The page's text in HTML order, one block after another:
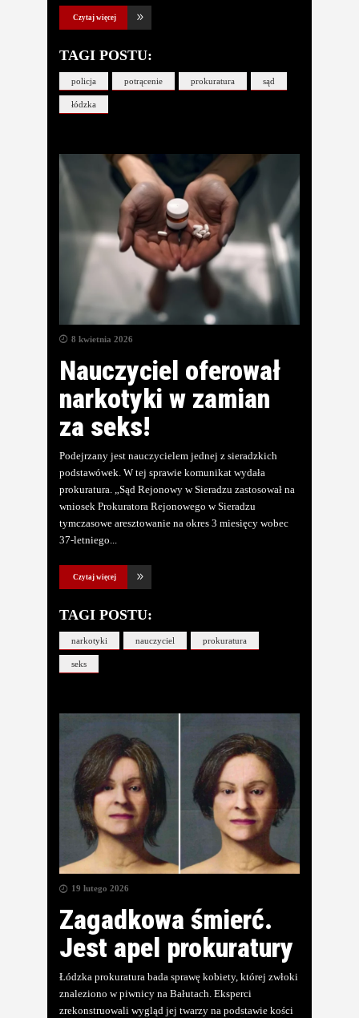
Czytaj więcej
TAGI POSTU:
policja potrącenie prokuratura sąd
łódzka
8 kwietnia 2026
Nauczyciel oferował
narkotyki w zamian
za seks!
Podejrzany jest nauczycielem jednej z sieradzkich
podstawówek. W tej sprawie komunikat wydała
prokuratura. „Sąd Rejonowy w Sieradzu zastosował na
wniosek Prokuratora Rejonowego w Sieradzu
tymczasowe aresztowanie na okres 3 miesięcy wobec
37-letniego
Czytaj więcej
TAGI POSTU:
narkotyki nauczyciel prokuratura
seks
19 lutego 2026
Zagadkowa śmierć.
Jest apel prokuratury
Łódzka prokuratura bada sprawę kobiety, której zwłoki
znaleziono w piwnicy na Bałutach. Eksperci
zrekonstruowali wygląd jej twarzy na podstawie kości